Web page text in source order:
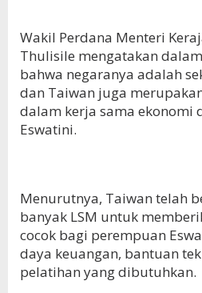
Wakil Perdana Menteri
Thulisile mengatakan
bahwa negaranya adalah
dan Taiwan juga
dalam kerja sama ekonomi
Eswatini.
Menurutnya, Taiwan telah
banyak LSM untuk
cocok bagi perempuan
daya keuangan, bantuan
pelatihan yang dibutuhkan.